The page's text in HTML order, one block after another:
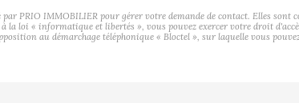
IMMOBILIER pour gérer votre demande de contact. Elles sont
la loi « informatique et libertés », vous pouvez exercer votre droit
au démarchage téléphonique « Bloctel », sur laquelle vous